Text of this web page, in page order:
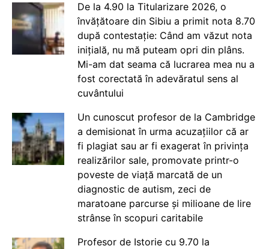
De la 4.90 la Titularizare 2026, o
învățătoare din Sibiu a primit nota 8.70
după contestație: Când am văzut nota
inițială, nu mă puteam opri din plâns.
Mi-am dat seama că lucrarea mea nu a
fost corectată în adevăratul sens al
cuvântului
Un cunoscut profesor de la Cambridge
a demisionat în urma acuzațiilor că ar
fi plagiat sau ar fi exagerat în privința
realizărilor sale, promovate printr-o
poveste de viață marcată de un
diagnostic de autism, zeci de
maratoane parcurse și milioane de lire
strânse în scopuri caritabile
Profesor de Istorie cu 9.70 la